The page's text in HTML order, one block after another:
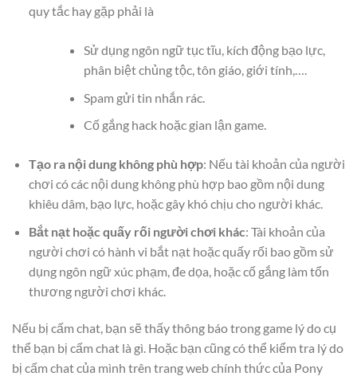
quy tắc hay gặp phải là
Sử dụng ngôn ngữ tục tĩu, kích động bạo lực,
phân biệt chủng tộc, tôn giáo, giới tính,….
Spam gửi tin nhắn rác.
Cố gắng hack hoặc gian lận game.
Tạo ra nội dung không phù hợp: Nếu tài khoản của người
chơi có các nội dung không phù hợp bao gồm nội dung
khiêu dâm, bạo lực, hoặc gây khó chịu cho người khác.
Bắt nạt hoặc quấy rối người chơi khác: Tài khoản của
người chơi có hành vi bắt nạt hoặc quấy rối bao gồm sử
dụng ngôn ngữ xúc phạm, đe dọa, hoặc cố gắng làm tổn
thương người chơi khác.
Nếu bị cấm chat, bạn sẽ thấy thông báo trong game lý do cụ
thể bạn bị cấm chat là gì. Hoặc bạn cũng có thể kiểm tra lý do
bị cấm chat của mình trên trang web chính thức của Pony